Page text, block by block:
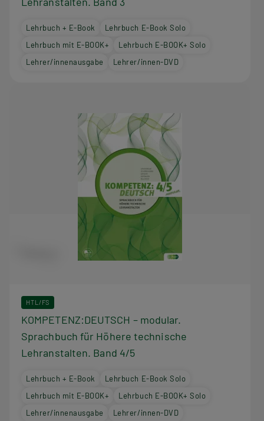
Lehrbuch + E-Book
Lehrbuch E-Book Solo
Lehrbuch mit E-BOOK+
Lehrbuch E-BOOK+ Solo
Lehrer/innenausgabe
Lehrer/innen-DVD
HTL/FS
KOMPETENZ:DEUTSCH – modular.
Sprachbuch für Höhere technische
Lehranstalten. Band 4/5
Lehrbuch + E-Book
Lehrbuch E-Book Solo
Lehrbuch mit E-BOOK+
Lehrbuch E-BOOK+ Solo
Lehrer/innenausgabe
Lehrer/innen-DVD